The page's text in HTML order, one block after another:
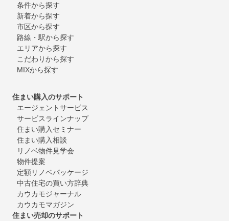
条件から探す
新着から探す
市区から探す
路線・駅から探す
エリアから探す
こだわりから探す
MIXから探す
住まい購入のサポート
エージェントサービス
サービスラインナップ
住まい購入セミナー
住まい購入相談
リノベ物件見学会
物件提案
定額リノベパッケージ
中古住宅の買い方辞典
カウカモジャーナル
カウカモマガジン
住まい売却のサポート